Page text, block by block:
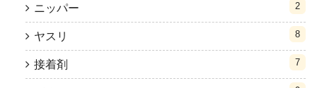
ニッパー 2
ヤスリ 8
接着剤 7